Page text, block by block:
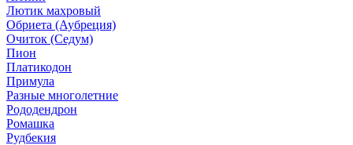
Лютик махровый
Обриета (Аубреция)
Очиток (Седум)
Пион
Платикодон
Примула
Разные многолетние
Рододендрон
Ромашка
Рудбекия